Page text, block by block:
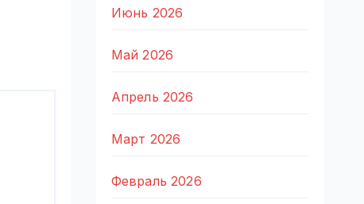
Июнь 2026
Май 2026
Апрель 2026
Март 2026
Февраль 2026